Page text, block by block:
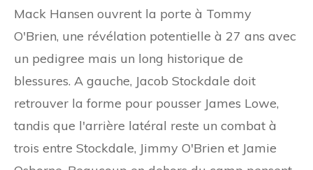
Mack Hansen ouvrent la porte à Tommy
O'Brien, une révélation potentielle à 27 ans avec
un pedigree mais un long historique de
blessures. A gauche, Jacob Stockdale doit
retrouver la forme pour pousser James Lowe,
tandis que l'arrière latéral reste un combat à
trois entre Stockdale, Jimmy O'Brien et Jamie